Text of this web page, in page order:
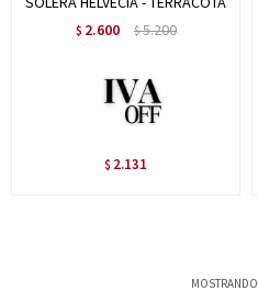
$ 2.600 $5.200
$ 2.131
MOSTRANDO